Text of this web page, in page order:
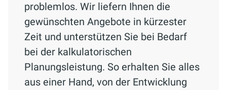
problemlos. Wir liefern Ihnen die
gewünschten Angebote in kürzester
Zeit und unterstützen Sie bei Bedarf
bei der kalkulatorischen
Planungsleistung. So erhalten Sie alles
aus einer Hand, von der Entwicklung